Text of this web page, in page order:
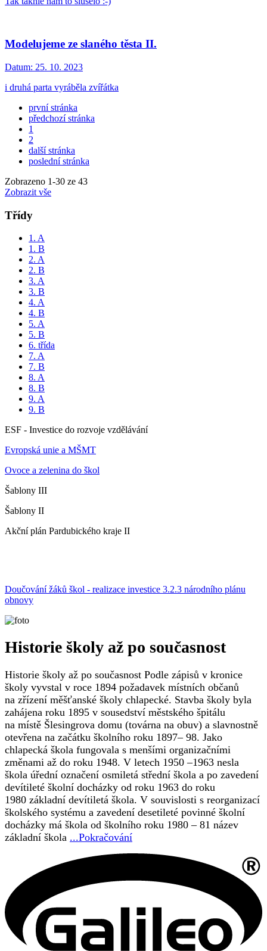
Modelujeme ze slaného těsta II.
Datum: 25. 10. 2023
i druhá parta vyráběla zvířátka
první stránka
předchozí stránka
1
2
další stránka
poslední stránka
Zobrazeno 1-30 ze 43
Zobrazit vše
Třídy
1. A
1. B
2. A
2. B
3. A
3. B
4. A
4. B
5. A
5. B
6. třída
7. A
7. B
8. A
8. B
9. A
9. B
ESF - Investice do rozvoje vzdělávání
Evropská unie a MŠMT
Ovoce a zelenina do škol
Šablony III
Šablony II
Akční plán Pardubického kraje II
Doučování žáků škol - realizace investice 3.2.3 národního plánu
obnovy
Historie školy až po současnost
Historie školy až po současnost Podle zápisů v kronice
školy vyvstal v roce 1894 požadavek místních občanů
na zřízení měšťanské školy chlapecké. Stavba školy byla
zahájena roku 1895 v sousedství městského špitálu
na místě Šlesingrova domu (továrna na obuv) a slavnostně
otevřena na začátku školního roku 1897– 98. Jako
chlapecká škola fungovala s menšími organizačními
změnami až do roku 1948. V letech 1950 –1963 nesla
škola úřední označení osmiletá střední škola a po zavedení
devítileté školní docházky od roku 1963 do roku
1980 základní devítiletá škola. V souvislosti s reorganizací
školského systému a zavedení desetileté povinné školní
docházky má škola od školního roku 1980 – 81 název
základní škola ...Pokračování